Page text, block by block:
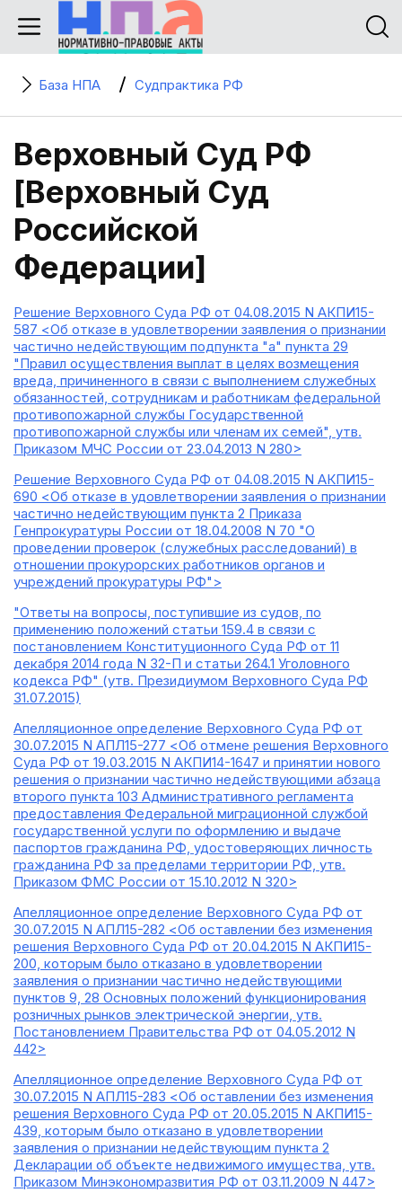
База НПА Судпрактика РФ
Верховный Суд РФ
[Верховный Суд
Российской
Федерации]
Решение Верховного Суда РФ от 04.08.2015 N АКПИ15-
587 <Об отказе в удовлетворении заявления о признании
частично недействующим подпункта "а" пункта 29
"Правил осуществления выплат в целях возмещения
вреда, причиненного в связи с выполнением служебных
обязанностей, сотрудникам и работникам федеральной
противопожарной службы Государственной
противопожарной службы или членам их семей", утв.
Приказом МЧС России от 23.04.2013 N 280>
Решение Верховного Суда РФ от 04.08.2015 N АКПИ15-
690 <Об отказе в удовлетворении заявления о признании
частично недействующим пункта 2 Приказа
Генпрокуратуры России от 18.04.2008 N 70 "О
проведении проверок (служебных расследований) в
отношении прокурорских работников органов и
учреждений прокуратуры РФ">
"Ответы на вопросы, поступившие из судов, по
применению положений статьи 159.4 в связи с
постановлением Конституционного Суда РФ от 11
декабря 2014 года N 32-П и статьи 264.1 Уголовного
кодекса РФ" (утв. Президиумом Верховного Суда РФ
31.07.2015)
Апелляционное определение Верховного Суда РФ от
30.07.2015 N АПЛ15-277 <Об отмене решения Верховного
Суда РФ от 19.03.2015 N АКПИ14-1647 и принятии нового
решения о признании частично недействующими абзаца
второго пункта 103 Административного регламента
предоставления Федеральной миграционной службой
государственной услуги по оформлению и выдаче
паспортов гражданина РФ, удостоверяющих личность
гражданина РФ за пределами территории РФ, утв.
Приказом ФМС России от 15.10.2012 N 320>
Апелляционное определение Верховного Суда РФ от
30.07.2015 N АПЛ15-282 <Об оставлении без изменения
решения Верховного Суда РФ от 20.04.2015 N АКПИ15-
200, которым было отказано в удовлетворении
заявления о признании частично недействующими
пунктов 9, 28 Основных положений функционирования
розничных рынков электрической энергии, утв.
Постановлением Правительства РФ от 04.05.2012 N
442>
Апелляционное определение Верховного Суда РФ от
30.07.2015 N АПЛ15-283 <Об оставлении без изменения
решения Верховного Суда РФ от 20.05.2015 N АКПИ15-
439, которым было отказано в удовлетворении
заявления о признании недействующим пункта 2
Декларации об объекте недвижимого имущества, утв.
Приказом Минэкономразвития РФ от 03.11.2009 N 447>